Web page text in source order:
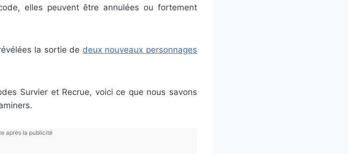
elles peuvent être annulées ou fortement
la sortie de deux nouveaux personnages
Survier et Recrue, voici ce que nous savons
après la publicité